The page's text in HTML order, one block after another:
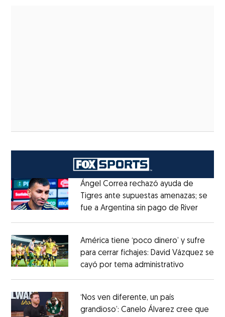
Ángel Correa rechazó ayuda de
Tigres ante supuestas amenazas; se
fue a Argentina sin pago de RiverOpens
América tiene ‘poco dinero’ y sufre
para cerrar fichajes: David Vázquez se
cayó por tema administrativo
‘Nos ven diferente, un país
grandioso’: Canelo Álvarez cree que